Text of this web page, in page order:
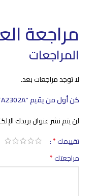
مراجعة
المراجعات
لا توجد مراجعات بعد.
كن أول من يقيم “VTA2302A”
لن يتم نشر عنوان بريدك
تقييمك*
مراجعتك*